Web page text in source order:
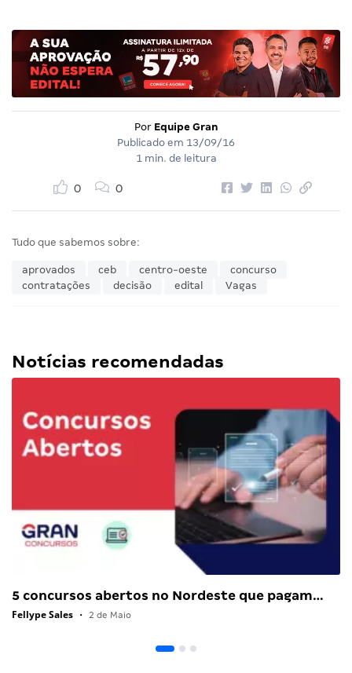
Por Equipe Gran
Publicado em 13/09/16
1 min. de leitura
0 0
Tudo que sabemos sobre:
aprovados ceb centro-oeste
concurso
contratações
decisão edital Vagas
Notícias recomendadas
5 concursos abertos no Nordeste que pagam…
Fellype Sales • 2 de Maio